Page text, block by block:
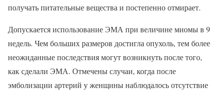
получать питательные вещества и постепенно отмирает.
Допускается использование ЭМА при величине миомы в 9
недель. Чем больших размеров достигла опухоль, тем более
неожиданные последствия могут возникнуть после того,
как сделали ЭМА. Отмечены случаи, когда после
эмболизации артерий у женщины наблюдалось отсутствие